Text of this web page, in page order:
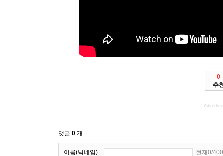
0
추
댓글 0 개
이름(닉네임) 현재0/